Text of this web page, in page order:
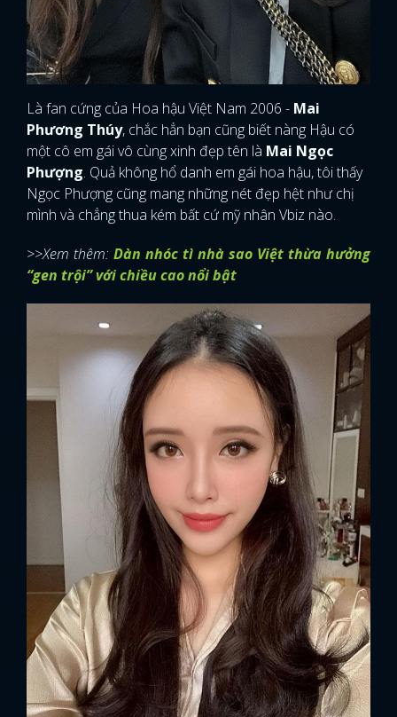
Là fan cứng của Hoa hậu Việt Nam 2006 - Mai
Phương Thúy, chắc hẳn bạn cũng biết nàng Hậu có
một cô em gái vô cùng xinh đẹp tên là Mai Ngọc
Phượng. Quả không hổ danh em gái hoa hậu, tôi thấy
Ngọc Phượng cũng mang những nét đẹp hệt như chị
mình và chẳng thua kém bất cứ mỹ nhân Vbiz nào.
>>Xem thêm: Dàn nhóc tì nhà sao Việt thừa hưởng
“gen trội” với chiều cao nổi bật